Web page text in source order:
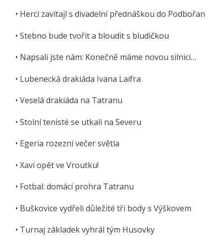
• Herci zavítají s divadelní přednáškou do Podbořan
• Stebno bude tvořit a bloudit s bludičkou
• Napsali jste nám: Konečně máme novou silnici…
• Lubenecká drakiáda Ivana Laifra
• Veselá drakiáda na Tatranu
• Stolní tenisté se utkali na Severu
• Egeria rozezní večer světla
• Xavi opět ve Vroutku!
• Fotbal: domácí prohra Tatranu
• Buškovice vydřeli důležité tři body s Výškovem
• Turnaj základek vyhrál tým Husovky